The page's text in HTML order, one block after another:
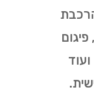
פיגום